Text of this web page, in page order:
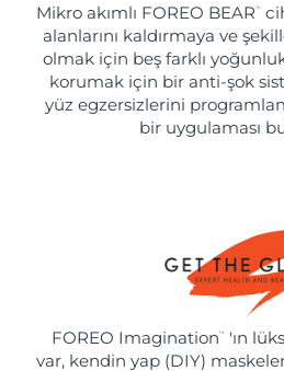
Mikro akımlı FOREO BEAR ™
alanlarını kaldırmaya ve
olmak için beş farklı
korumak için bir anti-şok
yüz egzersizlerini
bir uygulaması
FOREO Imagination ™
'ın
var, kendin yap (DIY)